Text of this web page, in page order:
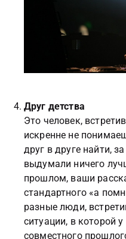
Друг детства
Это человек,
искренне не
друг в друге найти,
выдумали ничего
прошлом, ваши
стандартного «а
разные люди,
ситуации, в которой
совместного